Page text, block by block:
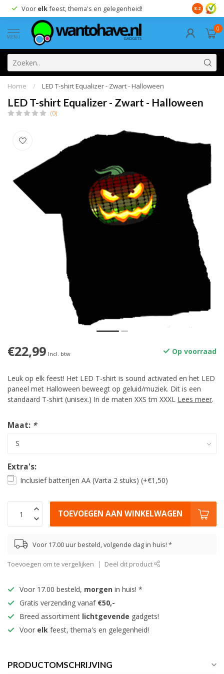
Voor elkfeest, thema's en gelegenheid! 8.2
MENU
0
Home / LED T-shirt Equalizer - Zwart - Halloween
LED T-shirt Equalizer - Zwart - Halloween
(0)
€22,99 Incl. btw Op voorraad
Leuk op elk feest! Het LED T-shirt is sound activated en het LED
paneel met Halloween beweegt op geluid/muziek. Dit is een
standaard T-shirt (unisex.) In de maten XXS tm XXXL Lees meer.
Maat: *
Extra's:
Inclusief batterijen AA (Varta 2 stuks) (+€1,50)
TOEVOEGEN AAN WINKELWAGEN
Voor 17.00 uur besteld, volgende dag in huis! *
Toevoegen om te vergelijken Deel dit product
Voor 17.00 besteld, morgen in huis! *
Gratis verzending vanaf €50,-
Breed assortiment lichtgevende gadgets!
Voor elk feest, thema's en gelegenheid!
PRODUCTOMSCHRIJVING